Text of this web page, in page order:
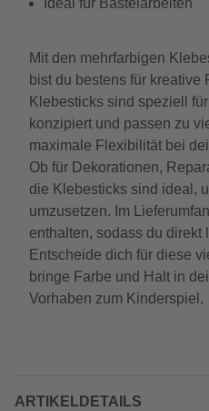
Ideal für Bastelarbeiten
Mit den mehrfarbigen
bist du bestens für kreative
Klebesticks sind speziell
konzipiert und passen zu
maximale Flexibilität bei
Ob für Dekorationen,
die Klebesticks sind ideal,
umzusetzen. Im
enthalten, sodass du direkt
Entscheide dich für diese
bringe Farbe und Halt in
Vorhaben zum Kinderspiel.
ARTIKELDETAILS